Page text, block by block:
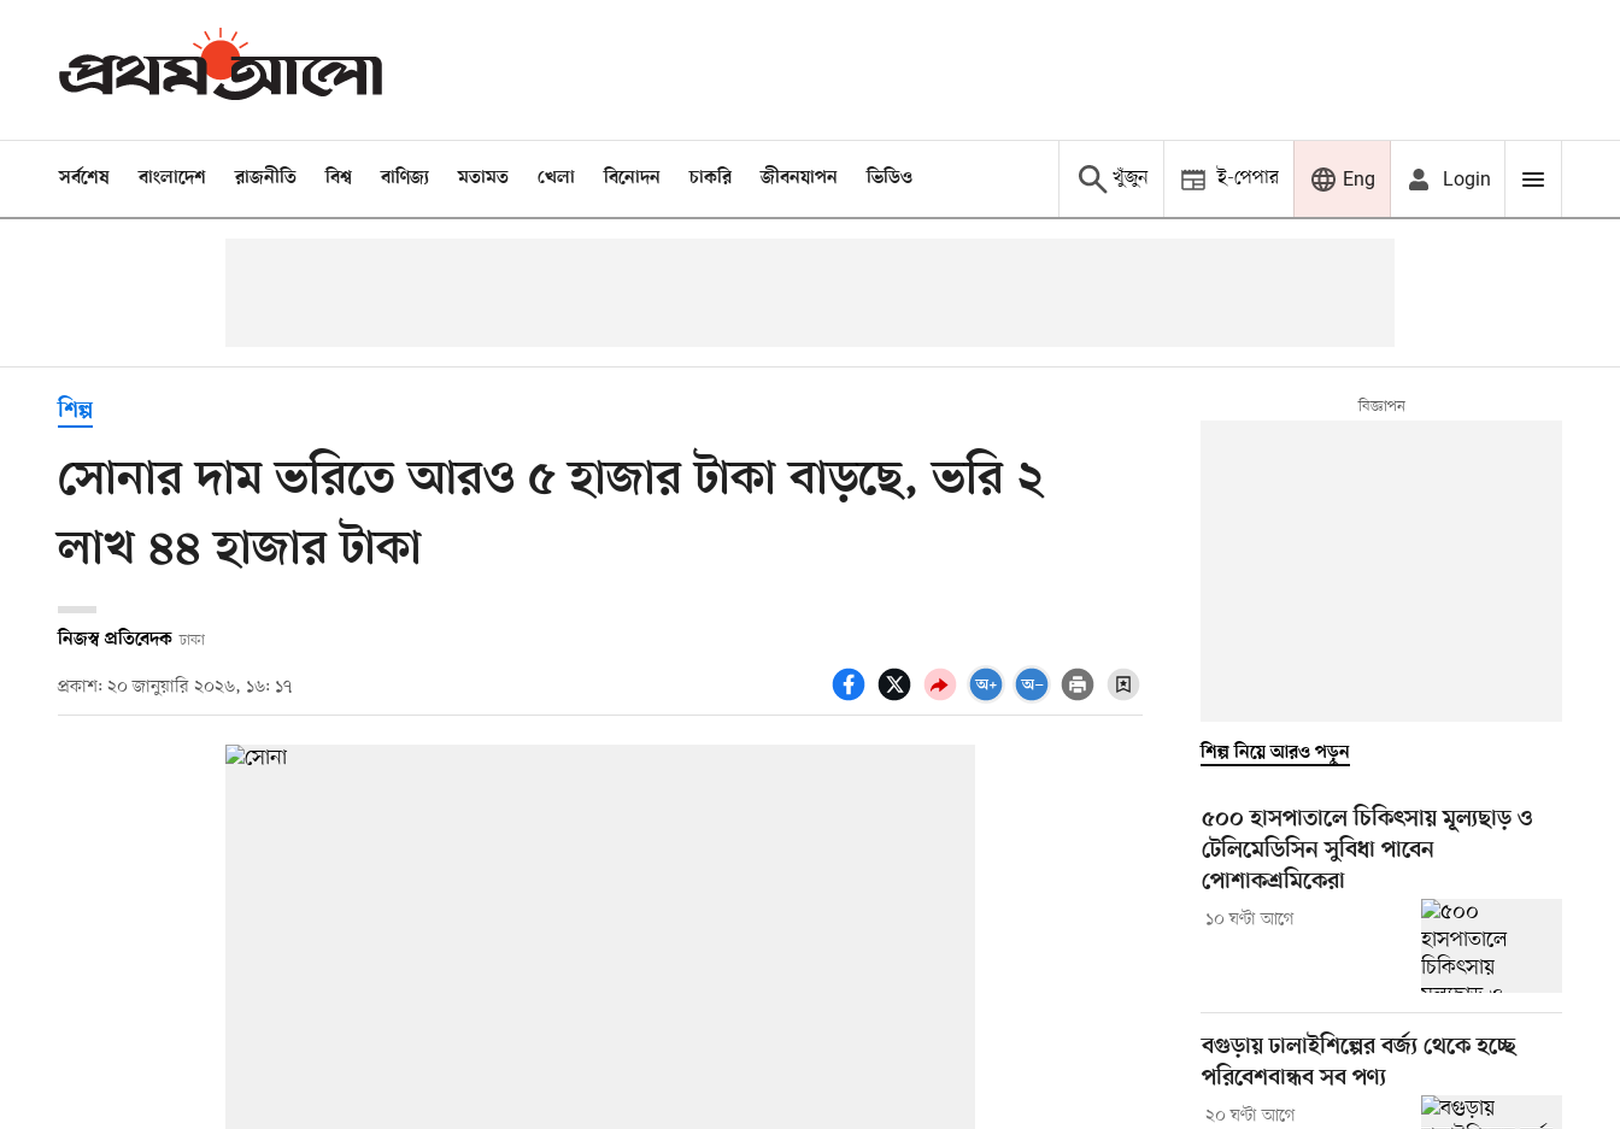
সর্বশেষ বাংলাদেশ রাজনীতি বিশ্ব বাণিজ্য মতামত খেলা বিনোদন চাকরি জীবনযাপন ভিডিও খুঁজুন ই-পেপার Eng Login
শিল্প
সোনার দাম ভরিতে আরও ৫ হাজার টাকা বাড়ছে, ভরি ২
লাখ ৪৪ হাজার টাকা
নিজস্ব প্রতিবেদক ঢাকা
প্রকাশ: ২০ জানুয়ারি ২০২৬, ১৬: ১৭
শিল্প নিয়ে আরও পড়ুন
৫০০ হাসপাতালে চিকিৎসায় মূল্যছাড় ও
টেলিমেডিসিন সুবিধা পাবেন
পোশাকশ্রমিকেরা
১০ ঘণ্টা আগে
বগুড়ায় ঢালাইশিল্পের বর্জ্য থেকে হচ্ছে
পরিবেশবান্ধব সব পণ্য
২০ ঘণ্টা আগে